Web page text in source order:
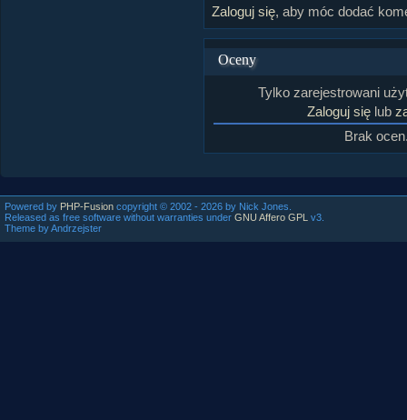
Zaloguj się, aby móc dodać
Oceny
Tylko zarejestrowani
Zaloguj się lub
Brak
Powered by PHP-Fusion copyright © 2002 - 2026 by Nick Jones.
Released as free software without warranties under GNU Affero GPL v3.
Theme by Andrzejster